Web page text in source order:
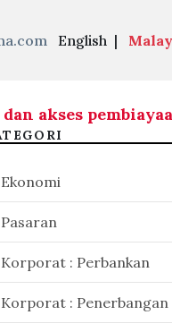
English | Malay
pembiayaan -
Ekonomi
Pasaran
Korporat : Perbankan
Korporat : Penerbangan